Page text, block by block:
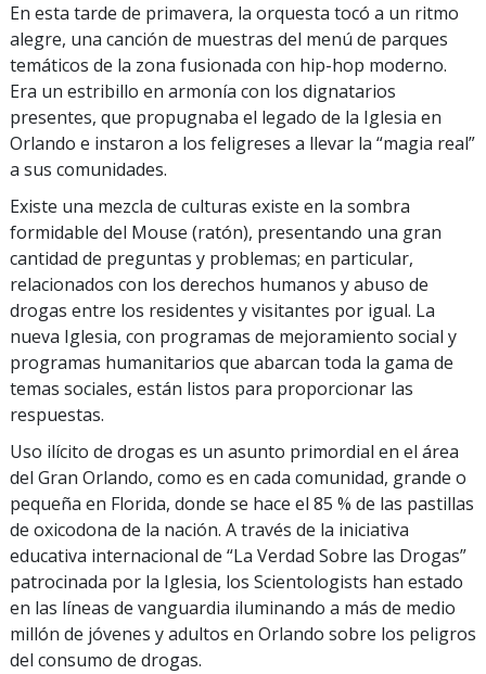
En esta tarde de primavera, la orquesta tocó a un ritmo
alegre, una canción de muestras del menú de parques
temáticos de la zona fusionada con hip-hop moderno.
Era un estribillo en armonía con los dignatarios
presentes, que propugnaba el legado de la Iglesia en
Orlando e instaron a los feligreses a llevar la “magia real”
a sus comunidades.
Existe una mezcla de culturas existe en la sombra
formidable del Mouse (ratón), presentando una gran
cantidad de preguntas y problemas; en particular,
relacionados con los derechos humanos y abuso de
drogas entre los residentes y visitantes por igual. La
nueva Iglesia, con programas de mejoramiento social y
programas humanitarios que abarcan toda la gama de
temas sociales, están listos para proporcionar las
respuestas.
Uso ilícito de drogas es un asunto primordial en el área
del Gran Orlando, como es en cada comunidad, grande o
pequeña en Florida, donde se hace el 85 % de las pastillas
de oxicodona de la nación. A través de la iniciativa
educativa internacional de “La Verdad Sobre las Drogas”
patrocinada por la Iglesia, los Scientologists han estado
en las líneas de vanguardia iluminando a más de medio
millón de jóvenes y adultos en Orlando sobre los peligros
del consumo de drogas.